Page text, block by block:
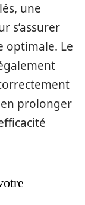
une
s’assurer
optimale. Le
prolonger